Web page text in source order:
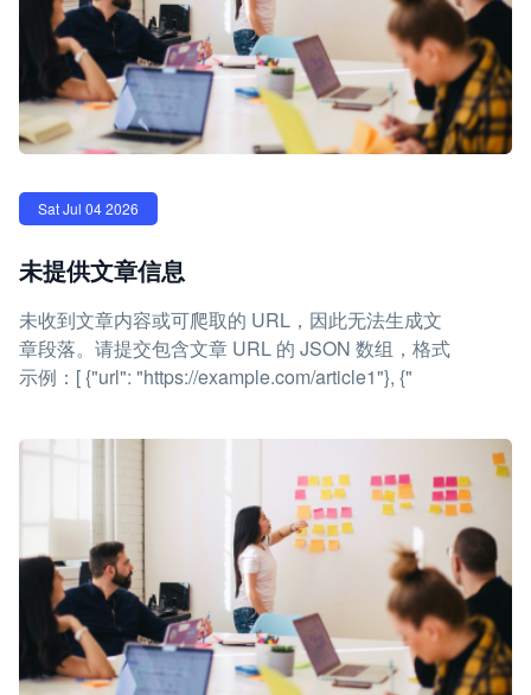
Sat Jul 04 2026
未提供文章信息
未收到文章内容或可爬取的 URL，因此无法生成文
章段落。请提交包含文章 URL 的 JSON 数组，格式
示例：[ {"url": "https://example.com/article1"}, {"